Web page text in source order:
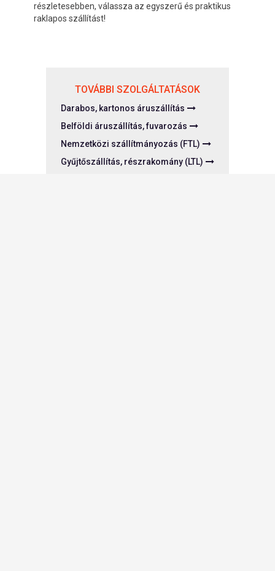
részletesebben, válassza az egyszerű és praktikus
raklapos szállítást!
TOVÁBBI SZOLGÁLTATÁSOK
Darabos, kartonos áruszállítás
Belföldi áruszállítás, fuvarozás
Nemzetközi szállítmányozás (FTL)
Gyűjtőszállítás, részrakomány (LTL)